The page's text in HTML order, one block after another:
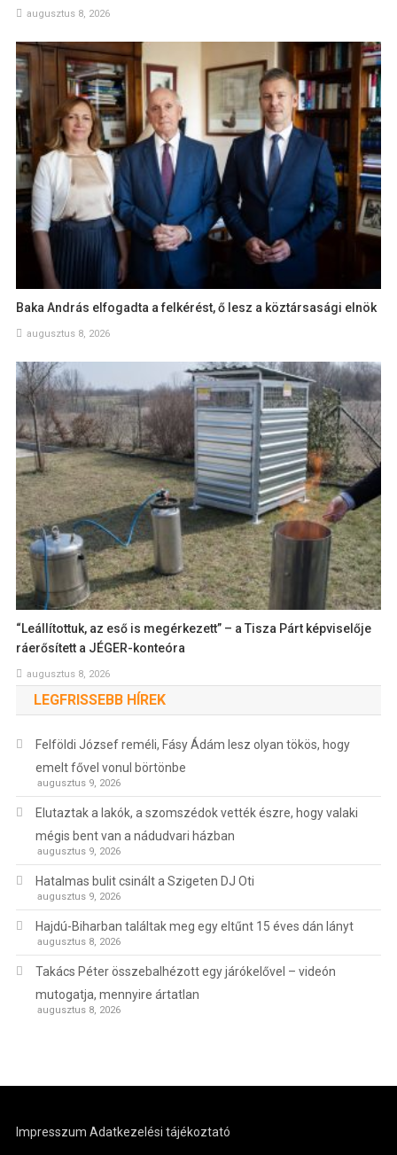
augusztus 8, 2026
Baka András elfogadta a felkérést, ő lesz a köztársasági elnök
augusztus 8, 2026
“Leállítottuk, az eső is megérkezett” – a Tisza Párt képviselője
ráerősített a JÉGER-konteóra
augusztus 8, 2026
LEGFRISSEBB HÍREK
Felföldi József reméli, Fásy Ádám lesz olyan tökös, hogy
emelt fővel vonul börtönbe
augusztus 9, 2026
Elutaztak a lakók, a szomszédok vették észre, hogy valaki
mégis bent van a nádudvari házban
augusztus 9, 2026
Hatalmas bulit csinált a Szigeten DJ Oti
augusztus 9, 2026
Hajdú-Biharban találtak meg egy eltűnt 15 éves dán lányt
augusztus 8, 2026
Takács Péter összebalhézott egy járókelővel – videón
mutogatja, mennyire ártatlan
augusztus 8, 2026
Impresszum Adatkezelési tájékoztató